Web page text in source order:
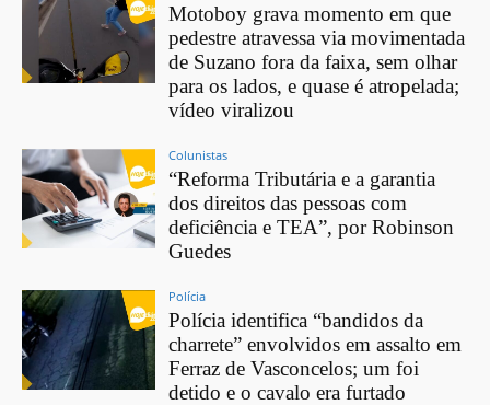
Motoboy grava momento em que
pedestre atravessa via movimentada
de Suzano fora da faixa, sem olhar
para os lados, e quase é atropelada;
vídeo viralizou
Colunistas
“Reforma Tributária e a garantia
dos direitos das pessoas com
deficiência e TEA”, por Robinson
Guedes
Polícia
Polícia identifica “bandidos da
charrete” envolvidos em assalto em
Ferraz de Vasconcelos; um foi
detido e o cavalo era furtado